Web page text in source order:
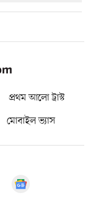
প্রথম আলো ট্রাস্ট
মোবাইল ভ্যাস